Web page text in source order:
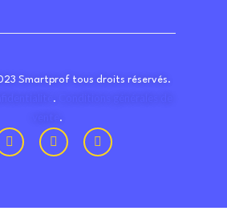
Smartprof tous droits réservés.
.
.